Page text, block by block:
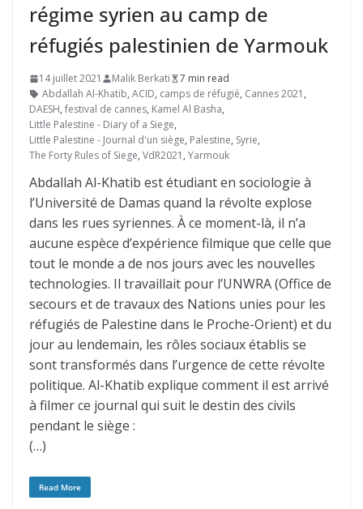
régime syrien au camp de
réfugiés palestinien de Yarmouk
14 juillet 2021 Malik Berkati
7 min read
Abdallah Al-Khatib, ACID, camps de réfugié, Cannes 2021 ,
DAESH, festival de cannes, Kamel Al Basha,
Little Palestine - Diary of a Siege,
Little Palestine - Journal d'un siège, Palestine, Syrie,
The Forty Rules of Siege, VdR2021 , Yarmouk
Abdallah Al-Khatib est étudiant en sociologie à
l’Université de Damas quand la révolte explose
dans les rues syriennes. À ce moment-là, il n’a
aucune espèce d’expérience filmique que celle que
tout le monde a de nos jours avec les nouvelles
technologies. Il travaillait pour l’UNWRA (Office de
secours et de travaux des Nations unies pour les
réfugiés de Palestine dans le Proche-Orient) et du
jour au lendemain, les rôles sociaux établis se
sont transformés dans l’urgence de cette révolte
politique. Al-Khatib explique comment il est arrivé
à filmer ce journal qui suit le destin des civils
pendant le siège :
(…)
Read More